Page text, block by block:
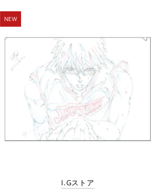
NEW
I.Gストア